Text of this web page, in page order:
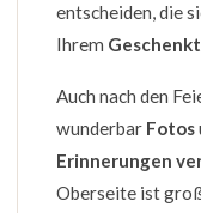
entscheiden, die
Ihrem
Auch nach den
wunderbar Fotos
Erinnerungen
Oberseite ist